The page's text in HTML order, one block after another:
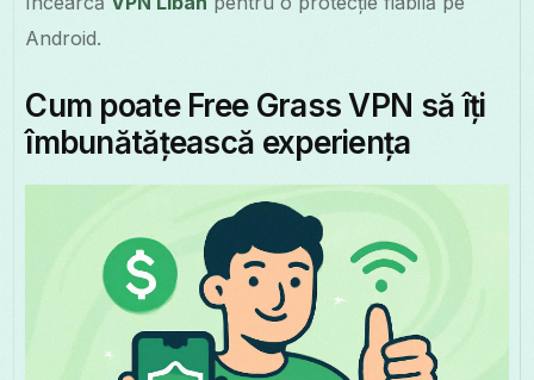
Android.
Cum poate Free Grass VPN să îți
îmbunătățească experiența